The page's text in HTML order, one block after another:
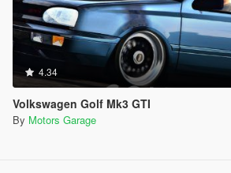
4.34
Volkswagen Golf Mk3 GTI
By Motors Garage